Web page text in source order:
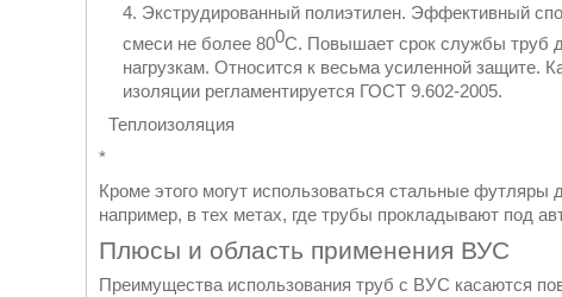
Экструдированный полиэтилен. Эффективный
смеси не более 800С. Повышает срок службы труб
нагрузкам. Относится к весьма усиленной защите.
изоляции регламентируется ГОСТ 9.602-2005.
Теплоизоляция
*
Кроме этого могут использоваться стальные
например, в тех метах, где трубы прокладывают под
Плюсы и область применения ВУС
Преимущества использования труб с ВУС касаются